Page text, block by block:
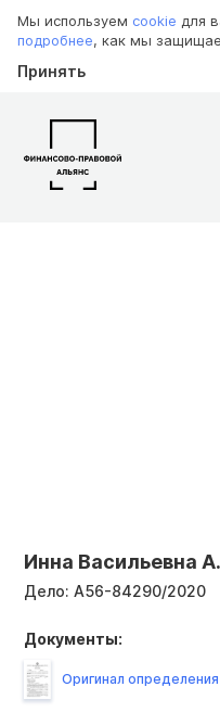
Мы используем cookie для
подробнее, как мы
Принять
Инна Васильевна А.
Дело: А56-84290/2020
Документы:
Оригинал определения